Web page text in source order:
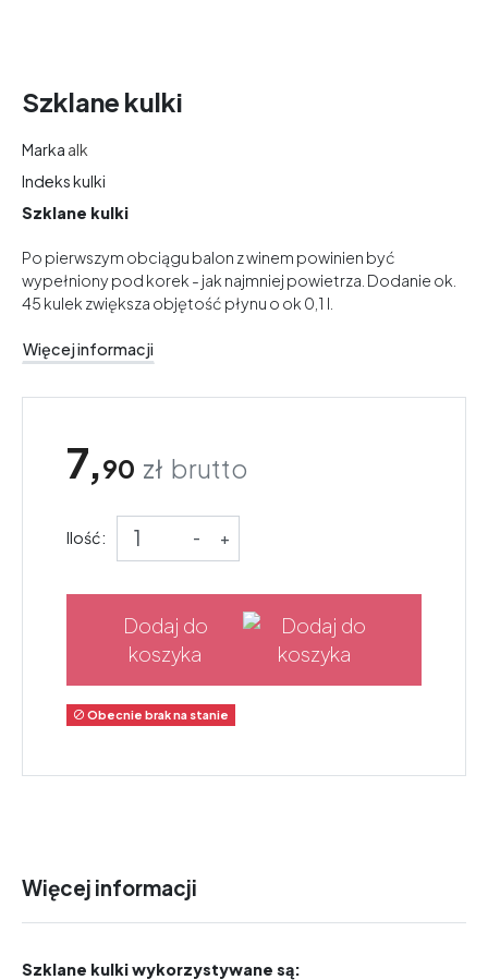
Szklane kulki
Marka alk
Indekskulki
Szklane kulki
Po pierwszym obciągu balon z winem powinien być
wypełniony pod korek - jak najmniej powietrza. Dodanie ok.
45 kulek zwiększa objętość płynu o ok 0,1 l.
Więcej informacji
7,90 zł brutto
Ilość: - +
Dodaj do
koszyka
 Obecnie brak na stanie
Więcej informacji
Szklane kulki wykorzystywane są: